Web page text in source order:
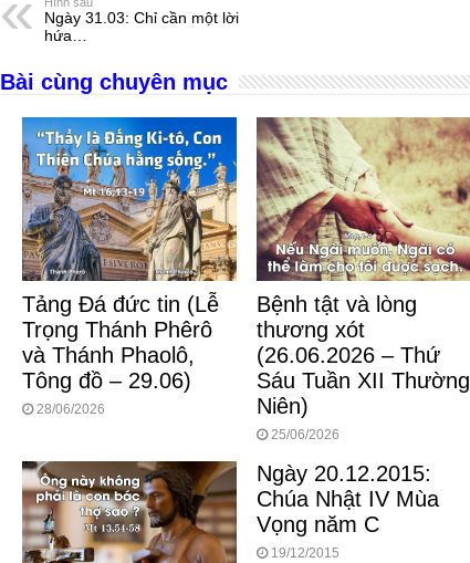
b
o
o
k
n
g
er
A
p
p
d
s
Ngày 31.03: Chỉ cần một lời
hứa…
Bài cùng chuyên mục
Tảng Đá đức tin (Lễ
Trọng Thánh Phêrô
và Thánh Phaolô,
Tông đồ – 29.06)
28/06/2026
Bệnh tật và lòng
thương xót
(26.06.2026 – Thứ
Sáu Tuần XII Thường
Niên)
25/06/2026
Ngày 20.12.2015:
Chúa Nhật IV Mùa
Vọng năm C
19/12/2015